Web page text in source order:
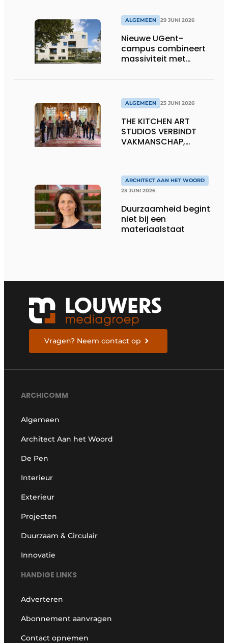
ALGEMEEN 29 JUNI 2026
Nieuwe UGent-
campus combineert
massiviteit met
ALGEMEEN 23 JUNI 2026
THE KITCHEN ART
STUDIOS VERBINDT
VAKMANSCHAP,
TOEKOMST
ARCHITECT AAN HET WOORD
23 JUNI 2026
Duurzaamheid begint
niet bij een
materiaalstaat
Vragen? Neem contact op
ARCHICOMM
Algemeen
Architect Aan het Woord
De Pen
Interieur
Exterieur
Projecten
Duurzaam & Circulair
Innovatie
HANDIGE LINKS
Adverteren
Abonnement aanvragen
Contact opnemen